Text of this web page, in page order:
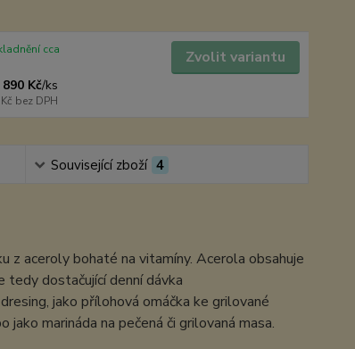
890 Kč/ks
bez DPH
cca
Zvolit variantu
Související zboží 4
z aceroly bohaté na vitamíny. Acerola obsahuje
dostačující denní dávka
jako přílohová omáčka ke grilované
marináda na pečená či grilovaná masa.